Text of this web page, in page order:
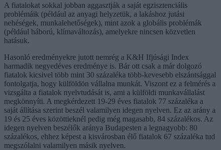
A fiatalokat sokkal jobban aggasztják a saját egzisztenciális
problémáik (például az anyagi helyzetük, a lakáshoz jutási
nehéségek, munkalehetőségek), mint azok a globális problémák
(például háború, klímaváltozás), amelyekre nincsen közvetlen
hatásuk.
Hasonló eredményekre jutott nemrég a K&H Ifjúsági Index
harmadik negyedéves eredménye is. Bár ott csak a már dolgozó
fiatalok kicsivel több mint 30 százaléka több-kevesebb elszántsággal
fontolgatja, hogy külföldön vállalna munkát. Viszont ez a felmérés a
vizsgálta a fiatalok nyelvtudását is, ami a külföldi munkavállalást
megkönnyíti. A megkérdezett 19-29 éves fiatalok 77 százaléka a
saját állítása szerint beszél valamilyen idegen nyelven. Ez az arány a
19 és 25 éves közöttieknél pedig még magasabb, 84 százalékos. Az
idegen nyelven beszélők aránya Budapesten a legnagyobb: 80
százalékos, ehhez képest a kisvárosban élő fiatalok 67 százaléka tud
megszólalni valamilyen másik nyelven.